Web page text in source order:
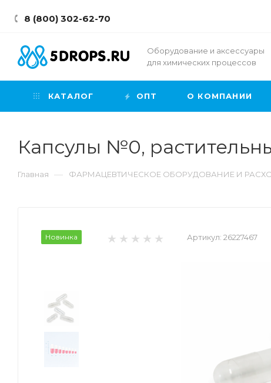
8 (800) 302-62-70
Оборудование и аксессуары
для химических процессов
КАТАЛОГ ОПТ О КОМПАНИИ
Капсулы №0,
Главная — ФАРМАЦЕВТИЧЕСКОЕ ОБОРУДОВАНИЕ И
Новинка Артикул: 26227467